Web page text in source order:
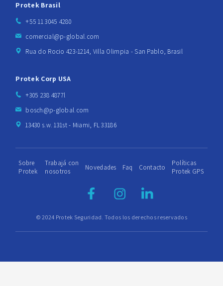
Protek Brasil
+55 11 3045 4280
comercial@p-global.com
Rua do Rocio 423-1214, Villa Olimpia - San Pablo, Brasil
Protek Corp USA
+305 238 4877l
bosch@p-global.com
13430 s.w. 131st - Miami, FL 33186
© 2024 Protek Seguridad. Todos los derechos reservados
Sobre
Protek
Trabajá con
nosotros
Novedades Faq Contacto
Políticas
Protek GPS